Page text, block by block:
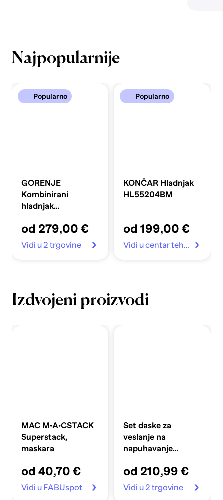
Najpopularnije
Popularno
GORENJE
Kombinirani
hladnjak
od 279,00 €
Vidi u 2 trgovine
Popularno
KONČAR Hladnjak
HL55204BM
od 199,00 €
Vidi u centar tehnike
Izdvojeni proizvodi
MAC M·A·CSTACK
Superstack,
maskara
od 40,70 €
Vidi u FABUspot
Set daske za
veslanje na
napuhavanje
plavi
od 210,99 €
Vidi u 2 trgovine